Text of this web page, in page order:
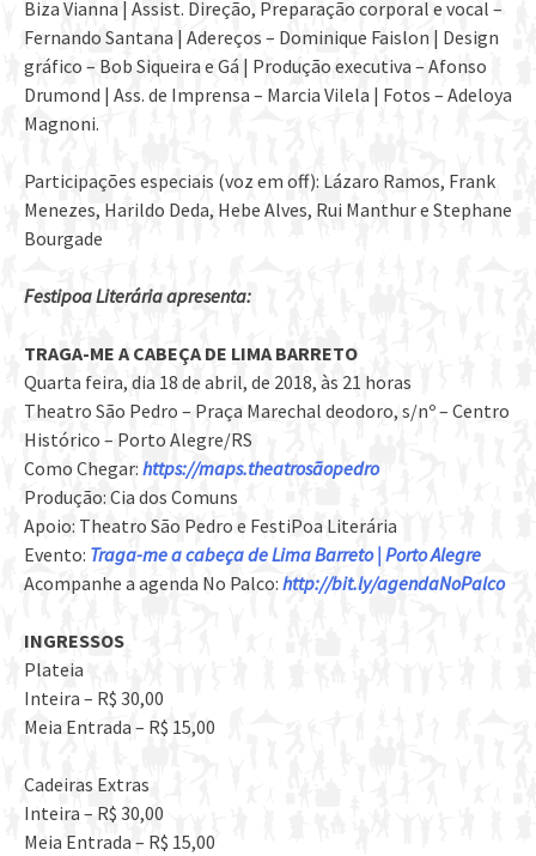
Biza Vianna | Assist. Direção, Preparação corporal e vocal –
Fernando Santana | Adereços – Dominique Faislon | Design
gráfico – Bob Siqueira e Gá | Produção executiva – Afonso
Drumond | Ass. de Imprensa – Marcia Vilela | Fotos – Adeloya
Magnoni.
Participações especiais (voz em off): Lázaro Ramos, Frank
Menezes, Harildo Deda, Hebe Alves, Rui Manthur e Stephane
Bourgade
Festipoa Literária apresenta:
TRAGA-ME A CABEÇA DE LIMA BARRETO
Quarta feira, dia 18 de abril, de 2018, às 21 horas
Theatro São Pedro – Praça Marechal deodoro, s/nº – Centro
Histórico – Porto Alegre/RS
Como Chegar: https://maps.theatrosãopedro
Produção: Cia dos Comuns
Apoio: Theatro São Pedro e FestiPoa Literária
Evento: Traga-me a cabeça de Lima Barreto | Porto Alegre
Acompanhe a agenda No Palco: http://bit.ly/agendaNoPalco
INGRESSOS
Plateia
Inteira – R$ 30,00
Meia Entrada – R$ 15,00
Cadeiras Extras
Inteira – R$ 30,00
Meia Entrada – R$ 15,00